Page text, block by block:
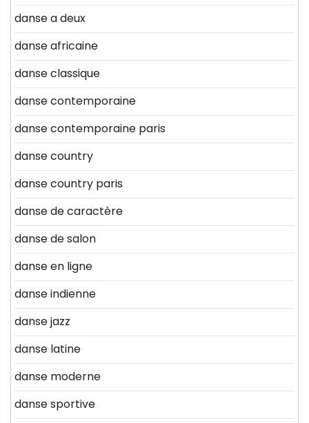
danse a deux
danse africaine
danse classique
danse contemporaine
danse contemporaine paris
danse country
danse country paris
danse de caractère
danse de salon
danse en ligne
danse indienne
danse jazz
danse latine
danse moderne
danse sportive